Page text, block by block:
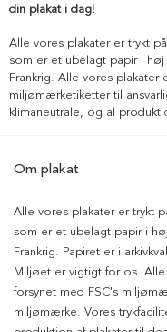
din plakat i dag!
Alle vores plakater er trykt
som er et ubelagt papir i høj
Frankrig. Alle vores plakater
miljømærketiketter til
klimaneutrale, og al
Om plakat
Alle vores plakater er trykt
som er et ubelagt papir i
Frankrig. Papiret er i
Miljøet er vigtigt for os.
forsynet med FSC's
miljømærke. Vores